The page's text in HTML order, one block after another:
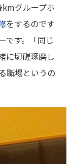
グループホ
をするのです
です。「同じ
に切磋琢磨し
職場というの